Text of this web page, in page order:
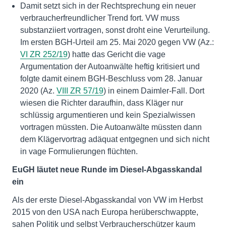
Damit setzt sich in der Rechtsprechung ein neuer
verbraucherfreundlicher Trend fort. VW muss
substanziiert vortragen, sonst droht eine Verurteilung.
Im ersten BGH-Urteil am 25. Mai 2020 gegen VW (Az.:
VI ZR 252/19) hatte das Gericht die vage
Argumentation der Autoanwälte heftig kritisiert und
folgte damit einem BGH-Beschluss vom 28. Januar
2020 (Az. VIII ZR 57/19) in einem Daimler-Fall. Dort
wiesen die Richter daraufhin, dass Kläger nur
schlüssig argumentieren und kein Spezialwissen
vortragen müssten. Die Autoanwälte müssten dann
dem Klägervortrag adäquat entgegnen und sich nicht
in vage Formulierungen flüchten.
EuGH läutet neue Runde im Diesel-Abgasskandal
ein
Als der erste Diesel-Abgasskandal von VW im Herbst
2015 von den USA nach Europa herüberschwappte,
sahen Politik und selbst Verbraucherschützer kaum